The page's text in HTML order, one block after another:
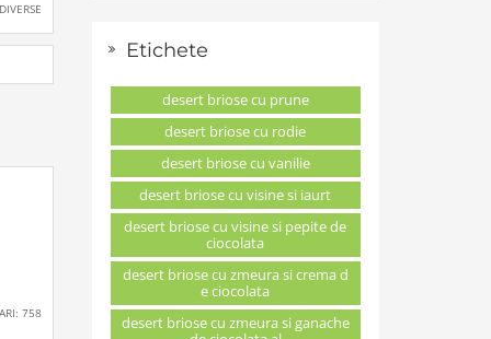
DIVERSE
758
Etichete
desert briose cu prune
desert briose cu rodie
desert briose cu vanilie
desert briose cu visine si iaurt
desert briose cu visine si pepite de
ciocolata
desert briose cu zmeura si crema d
e ciocolata
desert briose cu zmeura si ganache